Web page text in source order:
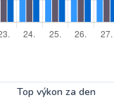
Top výkon za den